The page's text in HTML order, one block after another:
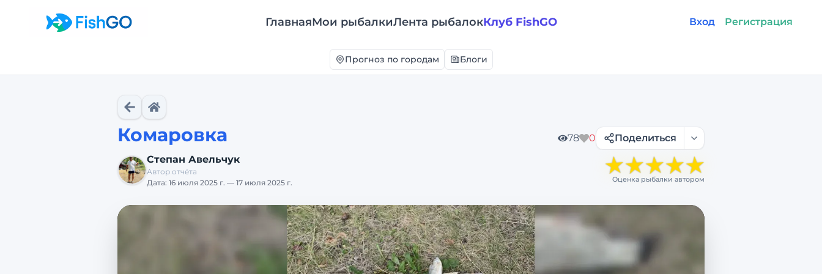
ГлавнаяМои рыбалкиЛента рыбалокКлуб FishGO Вход Регистрация
Прогноз по городам Блоги
Комаровка 78 0
Поделиться
Степан Авельчук
Автор отчёта
Дата: 16 июля 2025 г. — 17 июля 2025 г.
★★★★★
Оценка рыбалки автором